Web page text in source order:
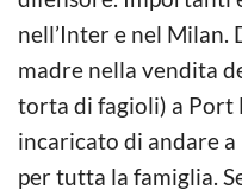
nell’Inter e nel Milan.
madre nella vendita
torta di fagioli) a
incaricato di andare a
per tutta la famiglia.